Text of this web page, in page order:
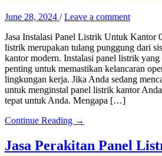
June 28, 2024 /Leave a comment
Jasa Instalasi Panel Listrik Untuk Kantor
listrik merupakan tulang punggung dari
kantor modern. Instalasi panel listrik yang
penting untuk memastikan kelancaran
lingkungan kerja. Jika Anda sedang
untuk menginstal panel listrik kantor
tepat untuk Anda. Mengapa […]
Continue Reading →
Jasa Perakitan Panel